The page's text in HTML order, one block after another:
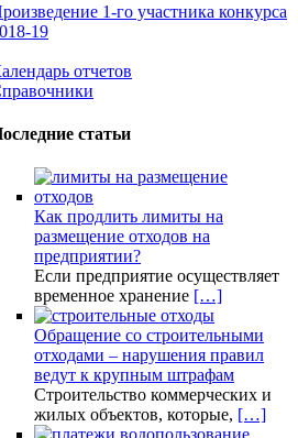
1-го участника конкурса
19
отчетов
статьи
Как продлить лимиты на
размещение отходов на
предприятии?
Если предприятие осуществляет
временное хранение […]
Обращение со строительными
отходами – нарушения правил
ведут к крупным штрафам
Строительство коммерческих и
жилых объектов, которые, […]